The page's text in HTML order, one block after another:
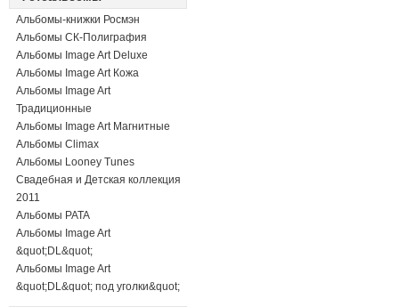
Альбомы-книжки Росмэн
Альбомы СК-Полиграфия
Альбомы Image Art Deluxe
Альбомы Image Art Кожа
Альбомы Image Art
Традиционные
Альбомы Image Art Магнитные
Альбомы Climax
Альбомы Looney Tunes
Свадебная и Детская коллекция
2011
Альбомы PATA
Альбомы Image Art
&quot;DL&quot;
Альбомы Image Art
&quot;DL&quot; под уголки&quot;